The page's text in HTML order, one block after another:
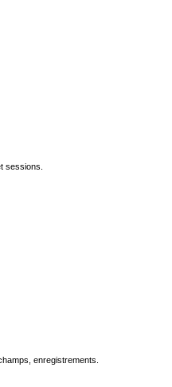
sessions.
enregistrements.